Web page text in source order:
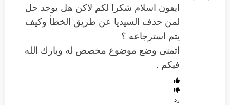
ايفون اسلام شكرا لكم لاكن هل يوجد حل
لمن حذف السيديا عن طريق الخطأ وكيف
يتم استرجاعه ؟
اتمنى وضع موضوع مخصص له وبارك الله
فيكم .
رد